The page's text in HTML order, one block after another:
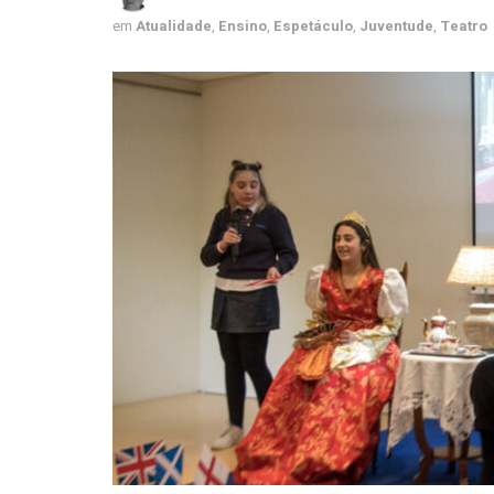
em Atualidade, Ensino, Espetáculo, Juventude, Teatro